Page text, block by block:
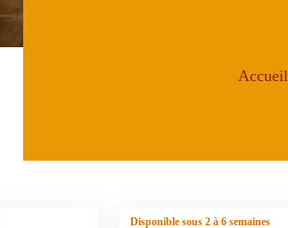
Accueil
Disponible sous 2 à 6 semaines